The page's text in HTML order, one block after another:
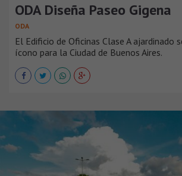
ODA Diseña Paseo Gigena
ODA
El Edificio de Oficinas Clase A ajardinado
ícono para la Ciudad de Buenos Aires.